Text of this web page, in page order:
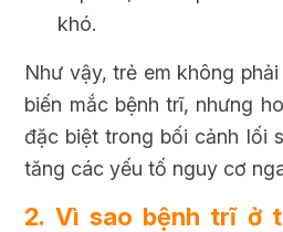
khó.
Như vậy, trẻ em không
biến mắc bệnh trĩ, nhưng
đặc biệt trong bối cảnh lối
tăng các yếu tố nguy cơ
2. Vì sao bệnh trĩ ở